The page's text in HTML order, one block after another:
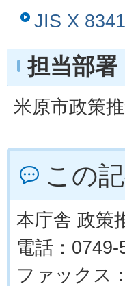
JIS X
担当部署
米原市政策
この
本庁舎 政策
電話：0749-
ファックス